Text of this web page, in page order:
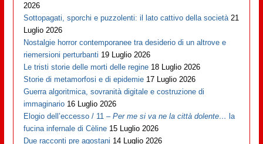
2026
Sottopagati, sporchi e puzzolenti: il lato cattivo della società 21
Luglio 2026
Nostalgie horror contemporanee tra desiderio di un altrove e
riemersioni perturbanti 19 Luglio 2026
Le tristi storie delle morti delle regine 18 Luglio 2026
Storie di metamorfosi e di epidemie 17 Luglio 2026
Guerra algoritmica, sovranità digitale e costruzione di
immaginario 16 Luglio 2026
Elogio dell’eccesso / 11 –Per me si va ne la città dolente… la
fucina infernale di Cèline 15 Luglio 2026
Due racconti pre agostani 14 Luglio 2026